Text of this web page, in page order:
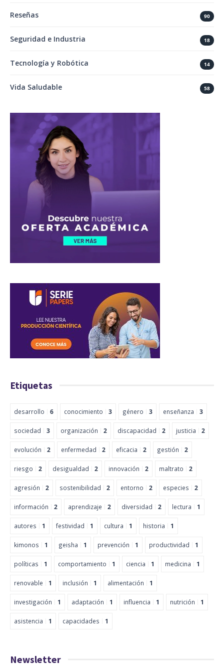
Reseñas 90
Seguridad e Industria 18
Tecnología y Robótica 14
Vida Saludable 58
Etiquetas
desarrollo 6 conocimiento 3 género 3 enseñanza 3
sociedad 3 organización 2 discapacidad 2 justicia 2
evolución 2 enfermedad 2 eficacia 2 gestión 2
riesgo 2 desigualdad 2 innovación 2 maltrato 2
agresión 2 sostenibilidad 2 entorno 2 especies 2
información 2 aprendizaje 2 diversidad 2 lectura 1
autores 1 festividad 1 cultura 1 historia 1
kimonos 1 geisha 1 prevención 1 productividad 1
políticas 1 comportamiento 1 ciencia 1 medicina 1
renovable 1 inclusión 1 alimentación 1
investigación 1 adaptación 1 influencia 1 nutrición 1
asistencia 1 capacidades 1
Newsletter